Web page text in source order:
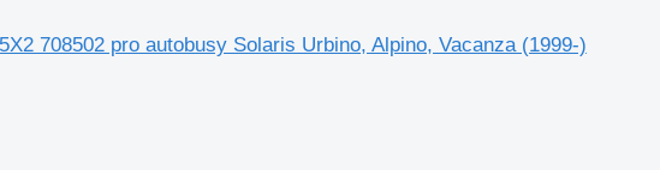
708502 pro autobusy Solaris Urbino, Alpino, Vacanza (1999-)